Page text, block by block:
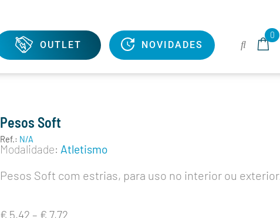
OUTLET NOVIDADES
0
Pesos Soft
Ref.: N/A
Modalidade: Atletismo
Pesos Soft com estrias, para uso no interior ou exterior.
€ 5,42 – € 7,72